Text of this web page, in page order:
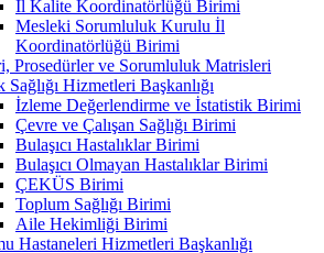
İl Kalite Koordinatörlüğü Birimi
Mesleki Sorumluluk Kurulu İl
Koordinatörlüğü Birimi
Prosedürler ve Sorumluluk Matrisleri
Sağlığı Hizmetleri Başkanlığı
İzleme Değerlendirme ve İstatistik Birimi
Çevre ve Çalışan Sağlığı Birimi
Bulaşıcı Hastalıklar Birimi
Bulaşıcı Olmayan Hastalıklar Birimi
ÇEKÜS Birimi
Toplum Sağlığı Birimi
Aile Hekimliği Birimi
Hastaneleri Hizmetleri Başkanlığı